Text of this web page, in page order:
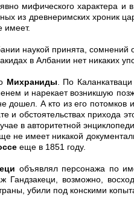
мифического характера и
из древнеримских хроник
имеет.
наукой принята, сомнений
в Албании нет никаких
Михраниды . По
и нарекает возникшую
дошел. А кто из его
и обстоятельствах прихода
в авторитетной
не имеет никакой
еще в 1851 году.
объявлял персонажа по
Гандзакеци, возможно,
убили под конскими